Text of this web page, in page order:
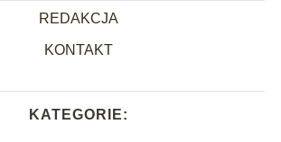
REDAKCJA
KONTAKT
KATEGORIE: